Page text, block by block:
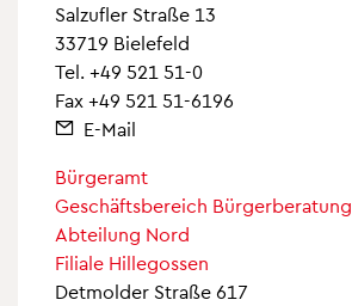
Salzufler Straße 13
33719 Bielefeld
Tel. +49 521 51-0
Fax +49 521 51-6196
E-Mail
Bürgeramt
Geschäftsbereich Bürgerberatung
Abteilung Nord
Filiale Hillegossen
Detmolder Straße 617